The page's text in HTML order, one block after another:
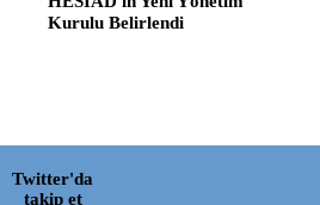
Kurulu Belirlendi
Twitter'da
takip et